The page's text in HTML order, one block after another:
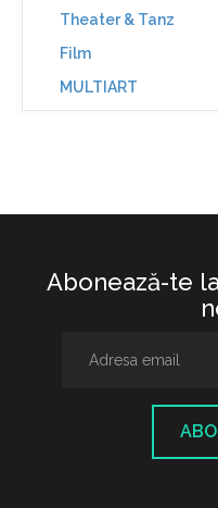
Theater & Tanz
Film
MULTIART
Abonează-te